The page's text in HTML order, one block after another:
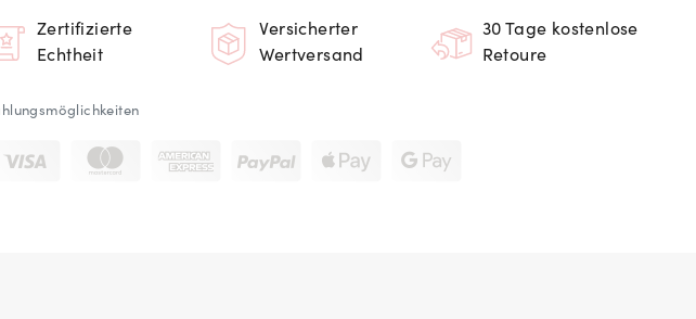
Zertifizierte
Echtheit
Versicherter
Wertversand
30 Tage kostenlose
Retoure